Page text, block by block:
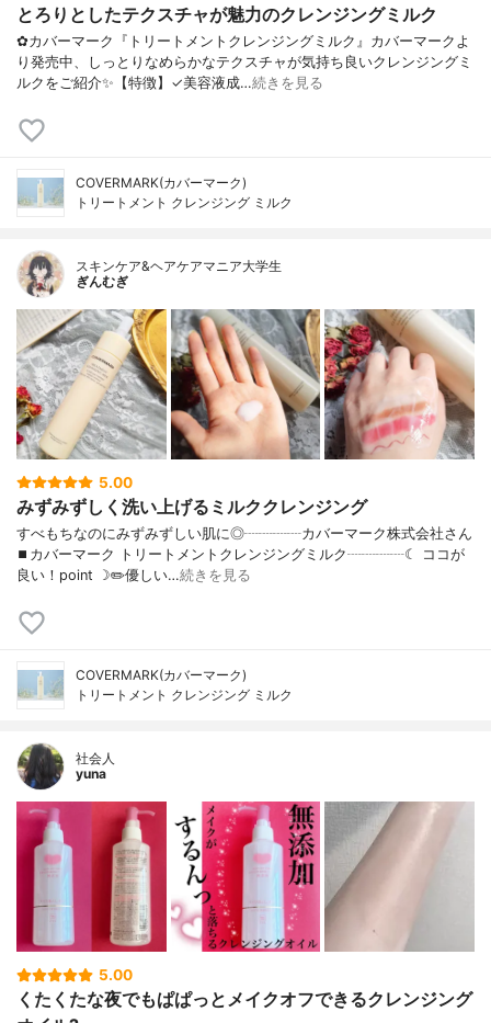
とろりとしたテクスチャが魅力のクレンジングミルク
✿カバーマーク『トリートメントクレンジングミルク』カバーマークよ
り発売中、しっとりなめらかなテクスチャが気持ち良いクレンジングミ
ルクをご紹介✨【特徴】✓美容液成…続きを見る
COVERMARK(カバーマーク)
トリートメント クレンジング ミルク
スキンケア&ヘアケアマニア大学生
ぎんむぎ
5.00
みずみずしく洗い上げるミルククレンジング
すべもちなのにみずみずしい肌に◎┈┈┈┈カバーマーク株式会社さん
⏹カバーマーク トリートメントクレンジングミルク┈┈┈┈☾ ココが
良い！point ☽✏️優しい…続きを見る
COVERMARK(カバーマーク)
トリートメント クレンジング ミルク
社会人
yuna
5.00
くたくたな夜でもぱぱっとメイクオフできるクレンジング